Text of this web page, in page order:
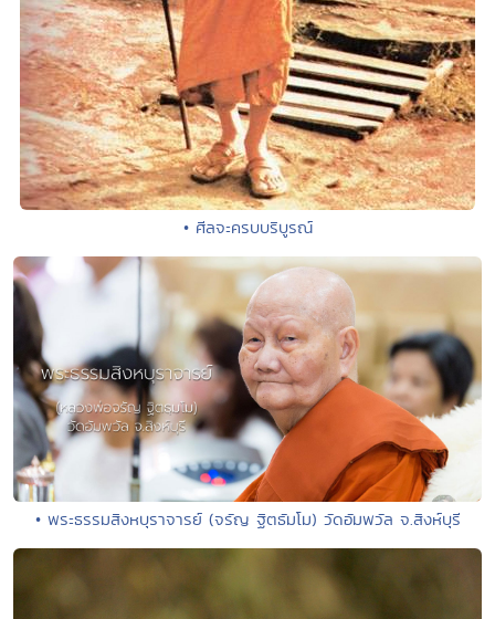
• ศีลจะครบบริบูรณ์
• พระธรรมสิงหบุราจารย์ (จรัญ ฐิตธัมโม) วัดอัมพวัล จ.สิงห์บุรี